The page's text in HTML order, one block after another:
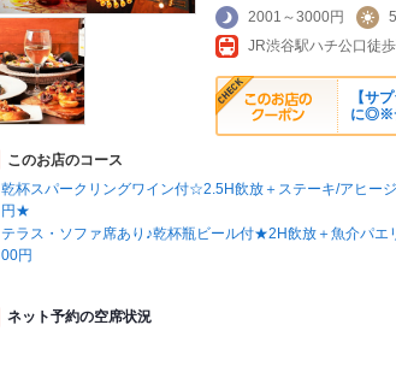
2001～3000円
【サ
に◎※
このお店のコース
乾杯スパークリングワイン付☆2.5H飲放＋ステーキ/アヒー
円★
テラス・ソファ席あり♪乾杯瓶ビール付★2H飲放＋魚介パエ
00円
ネット予約の空席状況